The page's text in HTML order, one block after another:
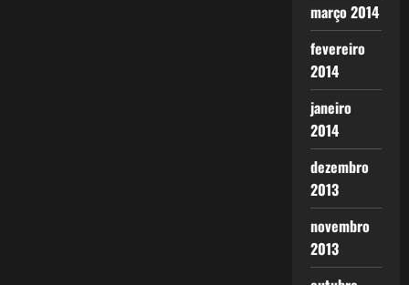
março 2014
fevereiro
2014
janeiro
2014
dezembro
2013
novembro
2013